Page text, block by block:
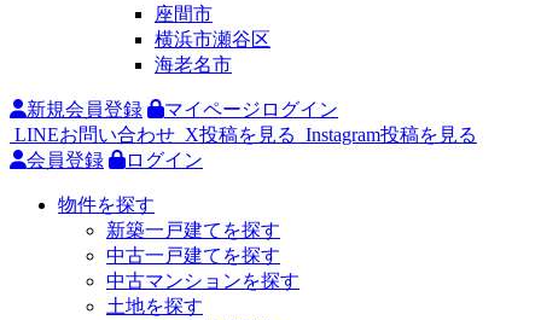
座間市
横浜市瀬谷区
海老名市
新規会員登録
マイページログイン
LINEお問い合わせ X投稿を見る Instagram投稿を見る
会員登録
ログイン
物件を探す
新築一戸建てを探す
中古一戸建てを探す
中古マンションを探す
土地を探す